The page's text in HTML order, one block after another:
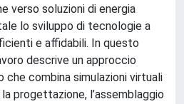
verso soluzioni di energia
lo sviluppo di tecnologie a
e affidabili. In questo
descrive un approccio
combina simulazioni virtuali
progettazione, l’assemblaggio